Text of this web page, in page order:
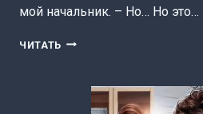
мой начальник. – Но… Но это…
ЧИТАТЬ ФИКТИВНАЯ
БОССА
(МИЛА